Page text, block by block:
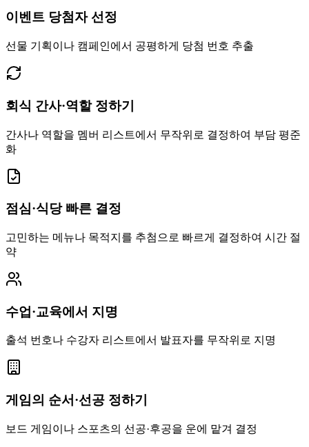
이벤트 당첨자 선정
선물 기획이나 캠페인에서 공평하게 당첨 번호 추출
회식 간사·역할 정하기
간사나 역할을 멤버 리스트에서 무작위로 결정하여 부담 평준
화
점심·식당 빠른 결정
고민하는 메뉴나 목적지를 추첨으로 빠르게 결정하여 시간 절
약
수업·교육에서 지명
출석 번호나 수강자 리스트에서 발표자를 무작위로 지명
게임의 순서·선공 정하기
보드 게임이나 스포츠의 선공·후공을 운에 맡겨 결정